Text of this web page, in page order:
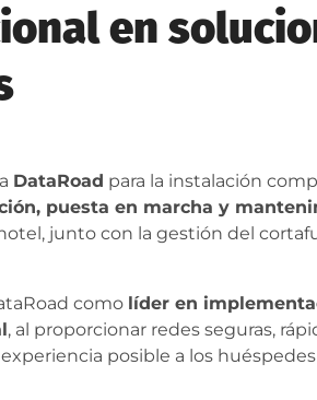
en
DataRoad para la instalación
puesta en marcha y
junto con la gestión del
como líder en
, al proporcionar redes seguras,
posible a los